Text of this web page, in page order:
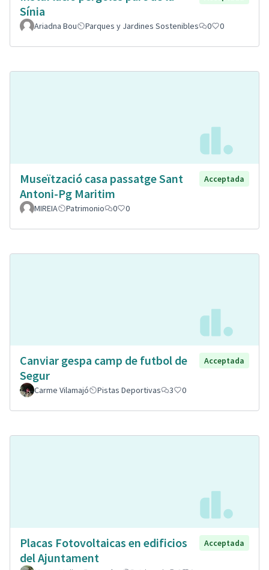
Sínia
Ariadna Bou Parques y Jardines Sostenibles 0 0
Museïtzació casa passatge Sant
Antoni-Pg Maritim
Acceptada
MIREIA Patrimonio 0 0
Canviar gespa camp de futbol de
Segur
Acceptada
Carme Vilamajó Pistas Deportivas 3 0
Placas Fotovoltaicas en edificios
del Ajuntament
Acceptada